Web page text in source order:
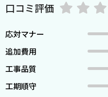
口コミ評価
応対マナー
追加費用
工事品質
工期順守